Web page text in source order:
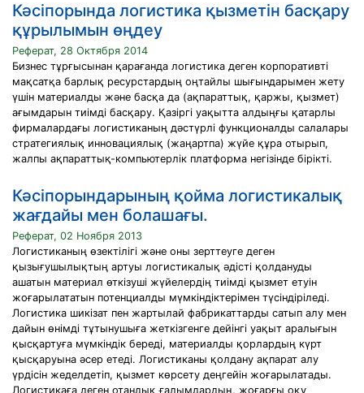
Кәсіпорында логистика қызметін басқару
құрылымын өңдеу
Реферат, 28 Октября 2014
Бизнес тұрғысынан қарағанда логистика деген корпоративті
мақсатқа барлық ресурстардың оңтайлы шығындарымен жету
үшін материалды және басқа да (ақпараттық, қаржы, қызмет)
ағымдарын тиімді басқару. Қазіргі уақытта алдыңғы қатарлы
фирмалардағы логистиканың дәстүрлі функционалды салалары
стратегиялық инновациялық (жаңартпа) жүйе құра отырып,
жалпы ақпараттық-компьютерлік платформа негізінде бірікті.
Кәсіпорындарының қойма логистикалық
жағдайы мен болашағы.
Реферат, 02 Ноября 2013
Логистиканың өзектілігі және оны зерттеуге деген
қызығушылықтың артуы логистикалық әдісті қолдануды
ашатын материал өткізуші жүйелердің тиімді қызмет етуін
жоғарылататын потенциалды мүмкіндіктерімен түсіндіріледі.
Логистика шикізат пен жартылай фабрикаттарды сатып алу мен
дайын өнімді тұтынушыға жеткізгенге дейінгі уақыт аралығын
қысқартуға мүмкіндік береді, материалды қорлардың күрт
қысқаруына әсер етеді. Логистиканы қолдану ақпарат алу
үрдісін жеделдетіп, қызмет көрсету деңгейін жоғарылатады.
Логистикаға деген отандық ғалымдардың, жоғарғы оқу